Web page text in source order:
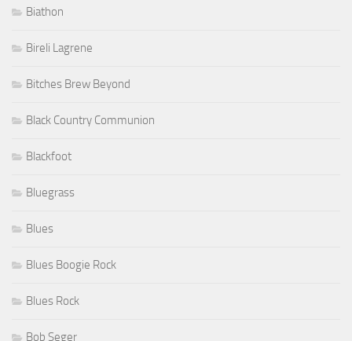
Biathon
Bireli Lagrene
Bitches Brew Beyond
Black Country Communion
Blackfoot
Bluegrass
Blues
Blues Boogie Rock
Blues Rock
Bob Seger